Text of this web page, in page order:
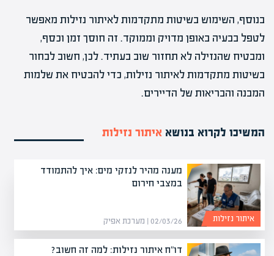
בנוסף, השימוש בשיטות מתקדמות לאיתור נזילות מאפשר
לטפל בבעיה באופן מדויק וממוקד. זה חוסך זמן וכסף,
ומבטיח שהנזילה לא תחזור שוב בעתיד. לכן, חשוב לבחור
בשיטות מתקדמות לאיתור נזילות, כדי להבטיח את שלמות
המבנה והבריאות של הדיירים.
המשיכו לקרוא בנושא איתור נזילות
מענה מהיר לנזקי מים: איך להתמודד
במצבי חירום
02/03/26 | מערכת אפיק איתור נזילות
דו"ח איתור נזילות: למה זה חשוב?